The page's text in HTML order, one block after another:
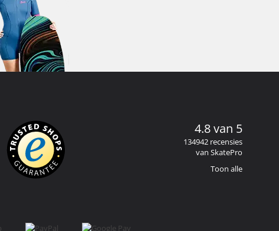
4.8 van 5
134942 recensies
van SkatePro
Toon alle